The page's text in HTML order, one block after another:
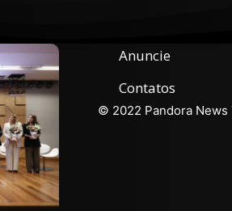
Anuncie
Contatos
© 2022 Pandora